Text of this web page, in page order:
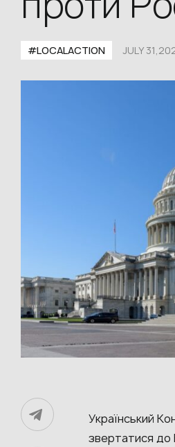
#LOCALACTION JULY
Український
звертатися